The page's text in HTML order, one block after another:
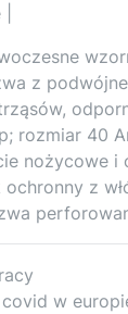
z
rozmiar 40
nożycowe i
z
w